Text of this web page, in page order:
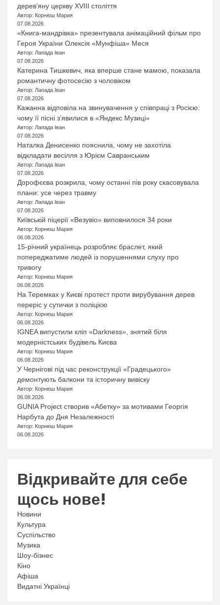
дерев’яну церкву XVIII століття
Автор: Корнюш Мария
07.08.2026
«Книга-мандрівка» презентувала анімаційний фільм про
Героя України Олексія «Мунфіша» Меся
Автор: Лапада Іван
07.08.2026
Катерина Тишкевич, яка вперше стане мамою, показала
романтичну фотосесію з чоловіком
Автор: Лапада Іван
07.08.2026
Кажанна відповіла на звинувачення у співпраці з Росією:
чому її пісні з’явилися в «Яндекс Музиці»
Автор: Лапада Іван
07.08.2026
Наталка Денисенко пояснила, чому не захотіла
відкладати весілля з Юрієм Савранським
Автор: Лапада Іван
07.08.2026
Дорофєєва розкрила, чому останні пів року скасовувала
плани: усе через травму
Автор: Лапада Іван
07.08.2026
Київській піцерії «Везувіо» виповнилося 34 роки
Автор: Корнюш Мария
06.08.2026
15-річний українець розробляє браслет, який
попереджатиме людей із порушеннями слуху про
тривогу
Автор: Корнюш Мария
06.08.2026
На Теремках у Києві протест проти вирубування дерев
переріс у сутички з поліцією
Автор: Корнюш Мария
06.08.2026
IGNEA випустили кліп «Darkness», знятий біля
модерністських будівель Києва
Автор: Корнюш Мария
06.08.2026
У Чернігові під час реконструкції «Градецького»
демонтують балкони та історичну вивіску
Автор: Корнюш Мария
06.08.2026
GUNIA Project створив «Абетку» за мотивами Георгія
Нарбута до Дня Незалежності
Автор: Корнюш Мария
06.08.2026
Відкривайте для себе
щось нове!
Новини
Культура
Суспільство
Музика
Шоу-бізнес
Кіно
Афіша
Видатні Українці